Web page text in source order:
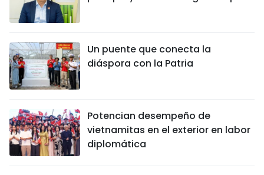
Un puente que conecta la
diáspora con la Patria
Potencian desempeño de
vietnamitas en el exterior en labor
diplomática